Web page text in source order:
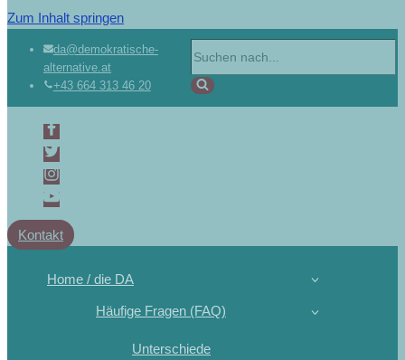
Zum Inhalt springen
da@demokratische-
alternative.at
+43 664 313 46 20
Kontakt
Home / die DA
Häufige Fragen (FAQ)
Unterschiede